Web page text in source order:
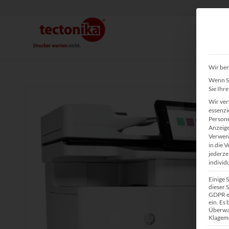
Wir
Wenn
Sie
Wir
in die
Einige
dieser
GDPR
ein. Es